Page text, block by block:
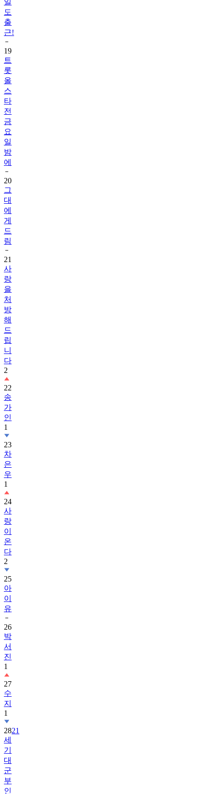
도
출
근!
19
트
롯
올
스
타
전
금
요
일
밤
에
20
그
대
에
게
드
림
21
사
랑
을
처
방
해
드
립
니
다
2
22
송
가
인
1
23
차
은
우
1
24
사
랑
이
온
다
2
25
아
이
유
26
박
서
진
1
27
수
지
1
2821
세
기
대
군
부
인